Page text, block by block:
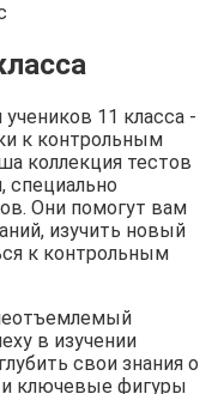
11 класса -
к контрольным
коллекция тестов
специально
Они помогут вам
изучить новый
к контрольным
в изучении
свои знания о
и ключевые фигуры